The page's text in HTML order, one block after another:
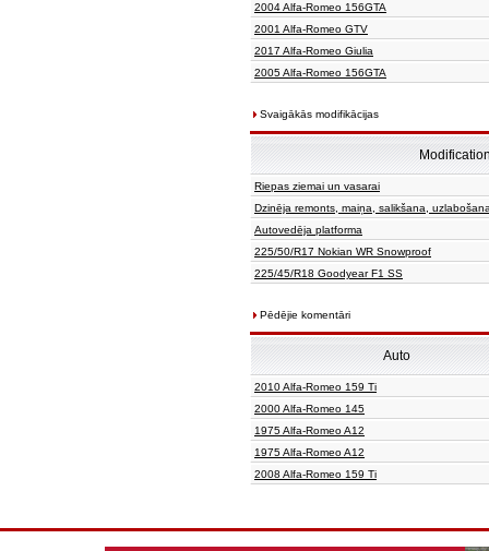
2004 Alfa-Romeo 156GTA
2001 Alfa-Romeo GTV
2017 Alfa-Romeo Giulia
2005 Alfa-Romeo 156GTA
Svaigākās modifikācijas
Riepas ziemai un vasarai
Dzinēja remonts, maiņa, salikšana,
Autovedēja platforma
225/50/R17 Nokian WR Snowproof
225/45/R18 Goodyear F1 SS
Pēdējie komentāri
Auto
2010 Alfa-Romeo 159 Ti
2000 Alfa-Romeo 145
1975 Alfa-Romeo A12
1975 Alfa-Romeo A12
2008 Alfa-Romeo 159 Ti